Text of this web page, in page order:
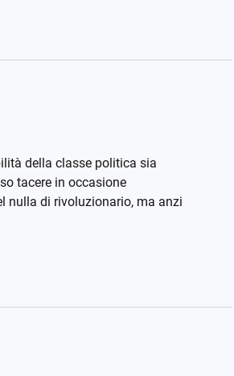
della classe politica sia
tacere in occasione
nulla di rivoluzionario, ma anzi